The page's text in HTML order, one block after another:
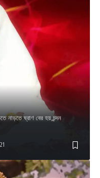
নাড়তে ঘ্রাণ বের হয়,চন্দন